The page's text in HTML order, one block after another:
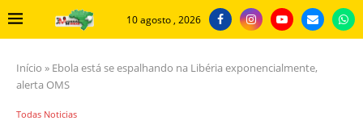
10 agosto , 2026
Início » Ebola está se espalhando na Libéria exponencialmente,
alerta OMS
Todas Noticias